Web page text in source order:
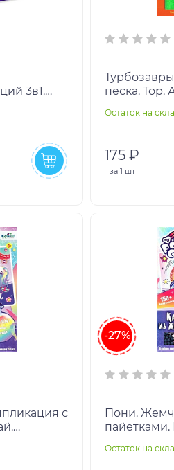
3в1.
песка. Тор.
Остаток на
175 ₽
за 1 шт
с
-27%
Пони.
пайетками.
Остаток на